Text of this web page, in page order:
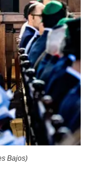
Bajos)